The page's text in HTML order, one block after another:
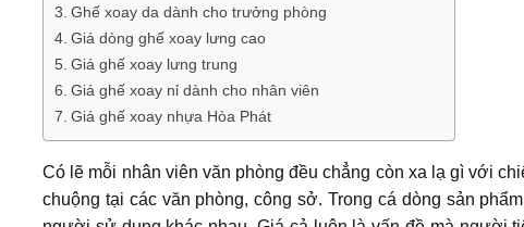
Ghế xoay da dành cho trưởng phòng
Giá dòng ghế xoay lưng cao
Giá ghế xoay lưng trung
Giá ghế xoay nỉ dành cho nhân viên
Giá ghế xoay nhựa Hòa Phát
Có lẽ mỗi nhân viên văn phòng đều chẳng còn xa lạ gì với
chuộng tại các văn phòng, công sở. Trong cá dòng sản